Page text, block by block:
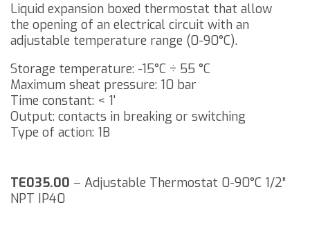
Liquid expansion boxed thermostat that allow
the opening of an electrical circuit with an
adjustable temperature range (0-90°C).
Storage temperature: -15°C ÷ 55 °C
Maximum sheat pressure: 10 bar
Time constant: < 1'
Output: contacts in breaking or switching
Type of action: 1B
TE035.00 – Adjustable Thermostat 0-90°C 1/2”
NPT IP40